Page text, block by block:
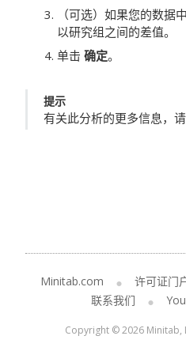
（可选）如果您的数据
以研究组之间的差值。
单击 确定。
提示
有关此分析的更多信息，
Minitab.com 许可证门
联系我们
Copyright © 2026 Minitab,